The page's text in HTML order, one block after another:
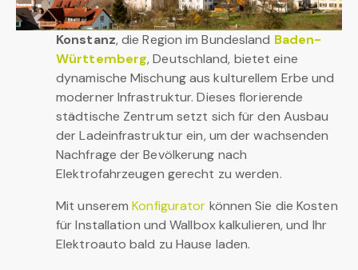
Konstanz, die Region im Bundesland Baden-
Württemberg, Deutschland, bietet eine
dynamische Mischung aus kulturellem Erbe und
moderner Infrastruktur. Dieses florierende
städtische Zentrum setzt sich für den Ausbau
der Ladeinfrastruktur ein, um der wachsenden
Nachfrage der Bevölkerung nach
Elektrofahrzeugen gerecht zu werden.
Mit unseremKonfigurator können Sie die Kosten
für Installation und Wallbox kalkulieren, und Ihr
Elektroauto bald zu Hause laden.